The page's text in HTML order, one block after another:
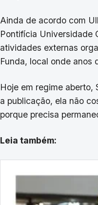
Ainda de acordo com
Pontifícia Universidade
atividades externas
Funda, local onde anos
Hoje em regime aberto,
a publicação, ela não
porque precisa
Leia também: